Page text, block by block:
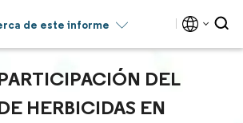
de este informe
DEL
HERBICIDAS EN